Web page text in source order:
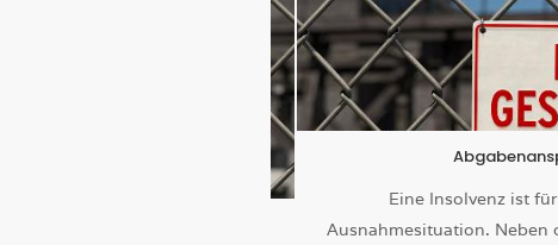
Eine Insolvenz ist
Ausnahmesituation. Neben